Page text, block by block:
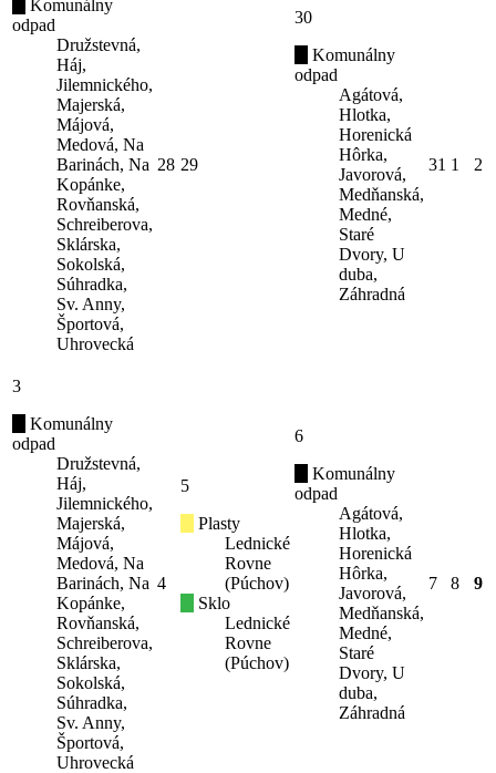
Komunálny
odpad
Družstevná,
Háj,
Jilemnického,
Majerská,
Májová,
Medová, Na
Barinách, Na
Kopánke,
Rovňanská,
Schreiberova,
Sklárska,
Sokolská,
Súhradka,
Sv. Anny,
Športová,
Uhrovecká
28 29
30
Komunálny
odpad
Agátová,
Hlotka,
Horenická
Hôrka,
Javorová,
Medňanská,
Medné,
Staré
Dvory, U
duba,
Záhradná
31 1 2
3
Komunálny
odpad
Družstevná,
Háj,
Jilemnického,
Majerská,
Májová,
Medová, Na
Barinách, Na
Kopánke,
Rovňanská,
Schreiberova,
Sklárska,
Sokolská,
Súhradka,
Sv. Anny,
Športová,
Uhrovecká
4
5
Plasty
Lednické
Rovne
(Púchov)
Sklo
Lednické
Rovne
(Púchov)
6
Komunálny
odpad
Agátová,
Hlotka,
Horenická
Hôrka,
Javorová,
Medňanská,
Medné,
Staré
Dvory, U
duba,
Záhradná
7 8 9